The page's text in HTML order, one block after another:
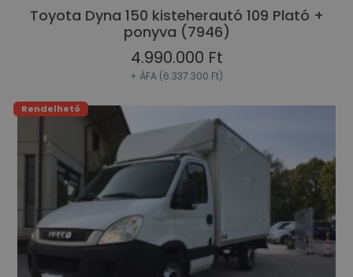
Toyota Dyna 150 kisteherautó 109 Plató +
ponyva (7946)
4.990.000 Ft
+ ÁFA (6.337.300 Ft)
Rendelhető